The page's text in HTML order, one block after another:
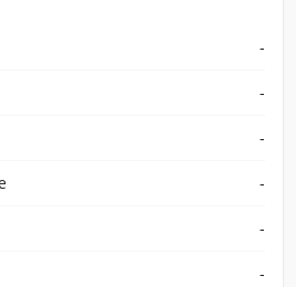
-
-
-
-
-
-